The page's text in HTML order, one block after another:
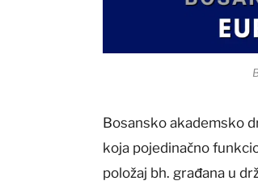
Bosansko akademsko
koja pojedinačno
položaj bh. građana u